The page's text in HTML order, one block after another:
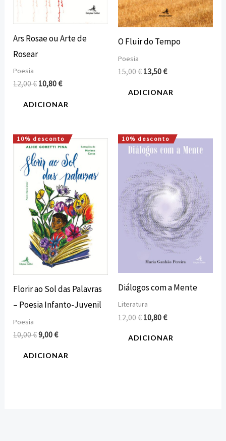
Ars Rosae ou Arte de
Rosear
Poesia
12,00€ 10,80€
ADICIONAR
O Fluir do Tempo
Poesia
15,00€ 13,50€
ADICIONAR
10% desconto
Florir ao Sol das Palavras
– Poesia Infanto-Juvenil
Poesia
10,00€
O
original
era:
10,00 €.
9,00€
O
preço
atual
9,00 €.
ADICIONAR
10% desconto
Diálogos com a Mente
Literatura
12,00€
O
preço
original
era:
12,00 €.
10,80€
O
preço
é:
10,80 €.
ADICIONAR